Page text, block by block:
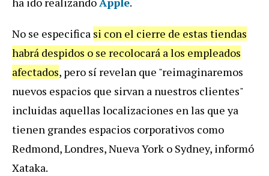
No se especifica si con el cierre de estas tiendas
habrá despidos o se recolocará a los empleados
afectados, pero sí revelan que "reimaginaremos
nuevos espacios que sirvan a nuestros clientes"
incluidas aquellas localizaciones en las que ya
tienen grandes espacios corporativos como
Redmond, Londres, Nueva York o Sydney, informó
Xataka.